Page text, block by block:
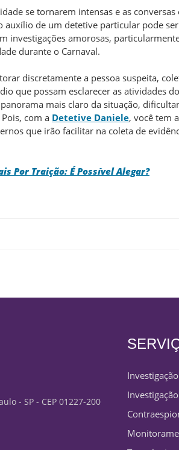
se tornarem intensas e as conversas
auxílio de um detetive particular pode
investigações amorosas,
durante o Carnaval.
discretamente a pessoa suspeita,
que possam esclarecer as atividades
mais claro da situação,
com a Detetive Daniele, você tem
que irão facilitar na coleta de
Por Traição: É Possível Alegar?
- SP - CEP 01227-200